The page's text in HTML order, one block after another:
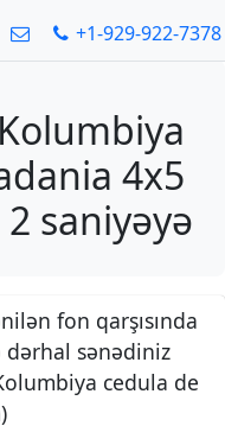
+1-929-922-7378
4x5
saniyəyə
fon qarşısında
dərhal sənədiniz
cedula de